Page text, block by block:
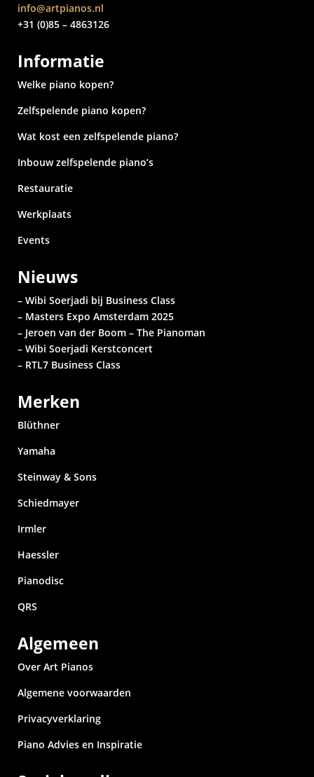
info@artpianos.nl
+31 (0)85 – 4863126
Informatie
Welke piano kopen?
Zelfspelende piano kopen?
Wat kost een zelfspelende piano?
Inbouw zelfspelende piano’s
Restauratie
Werkplaats
Events
Nieuws
– Wibi Soerjadi bij Business Class
– Masters Expo Amsterdam 2025
– Jeroen van der Boom – The Pianoman
– Wibi Soerjadi Kerstconcert
– RTL7 Business Class
Merken
Blüthner
Yamaha
Steinway & Sons
Schiedmayer
Irmler
Haessler
Pianodisc
QRS
Algemeen
Over Art Pianos
Algemene voorwaarden
Privacyverklaring
Piano Advies en Inspiratie